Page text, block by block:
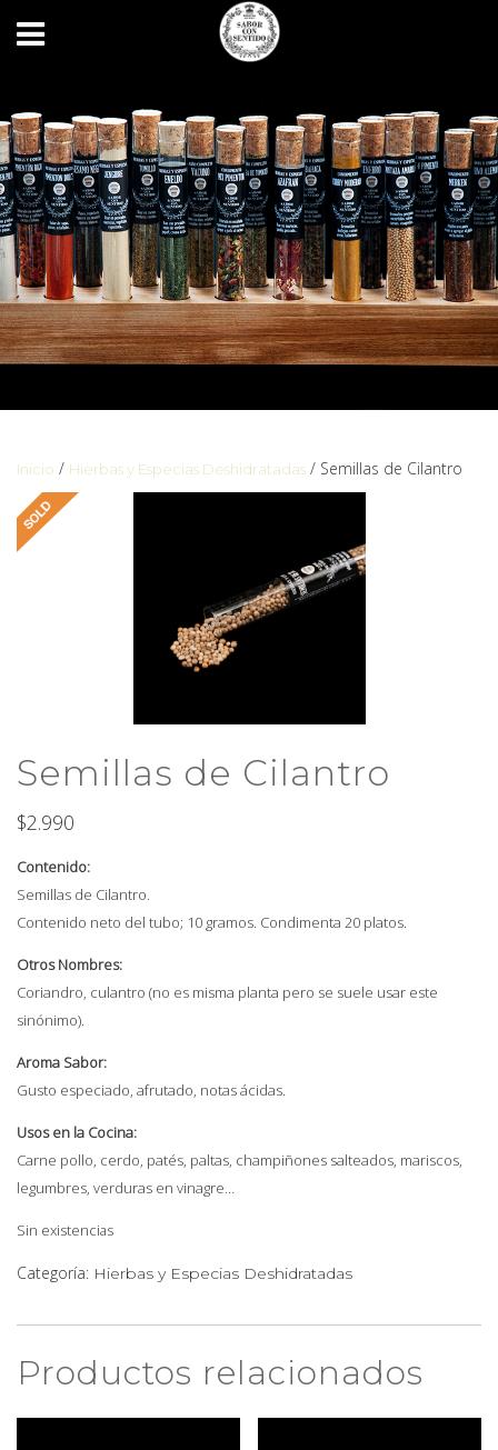
Inicio / Hierbas y Especias Deshidratadas / Semillas de Cilantro
Semillas de Cilantro
$2.990
Contenido:
Semillas de Cilantro.
Contenido neto del tubo; 10 gramos. Condimenta 20 platos.
Otros Nombres:
Coriandro, culantro (no es misma planta pero se suele usar este
sinónimo).
Aroma Sabor:
Gusto especiado, afrutado, notas ácidas.
Usos en la Cocina:
Carne pollo, cerdo, patés, paltas, champiñones salteados, mariscos,
legumbres, verduras en vinagre…
Sin existencias
Categoría: Hierbas y Especias Deshidratadas
Productos relacionados